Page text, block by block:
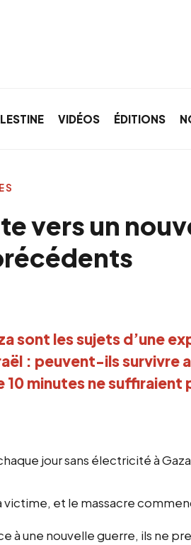
VIDÉOS ÉDITIONS
vers un
sont les sujets d’une
: peuvent-ils survivre
10 minutes ne suffiraient
jour sans électricité à
victime, et le massacre
à une nouvelle guerre, ils ne